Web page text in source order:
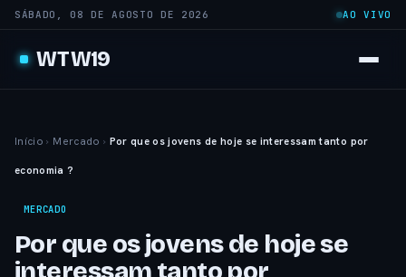
SÁBADO, 08 DE AGOSTO DE 2026 AO VIVO
WTW19
Início › Mercado › Por que os jovens de hoje se interessam tanto por
economia ?
MERCADO
Por que os jovens de hoje se